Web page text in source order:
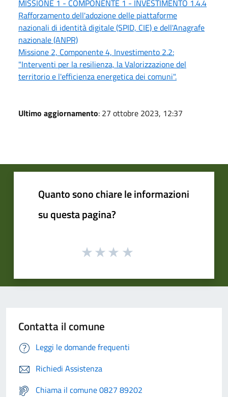
MISSIONE 1 - COMPONENTE 1 - INVESTIMENTO 1.4.4
Rafforzamento dell'adozione delle piattaforme
nazionali di identità digitale (SPID, CIE) e dell'Anagrafe
nazionale (ANPR)
Missione 2, Componente 4, Investimento 2.2:
"Interventi per la resilienza, la Valorizzazione del
territorio e l'efficienza energetica dei comuni".
Ultimo aggiornamento: 27 ottobre 2023, 12:37
Quanto sono chiare le informazioni
su questa pagina?
Contatta il comune
Leggi le domande frequenti
Richiedi Assistenza
Chiama il comune 0827 89202